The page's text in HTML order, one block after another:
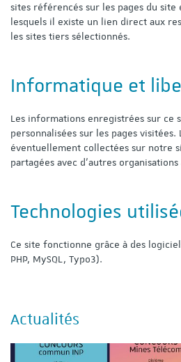
sites référencés sur les pages du
lesquels il existe un lien direct aux
les sites tiers sélectionnés.
Informatique et
Les informations enregistrées sur ce
personnalisées sur les pages
éventuellement collectées sur notre
partagées avec d'autres
Technologies
Ce site fonctionne grâce à des
PHP, MySQL, Typo3).
Actualités